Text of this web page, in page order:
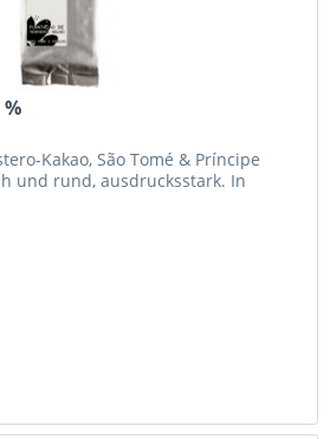
Kakao, São Tomé & Príncipe
und rund, ausdrucksstark. In